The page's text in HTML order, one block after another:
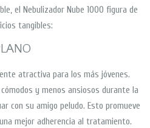
el Nebulizador Nube 1000 figura de
tangibles:
atractiva para los más jóvenes.
y menos ansiosos durante la
con su amigo peludo. Esto promueve
mejor adherencia al tratamiento.